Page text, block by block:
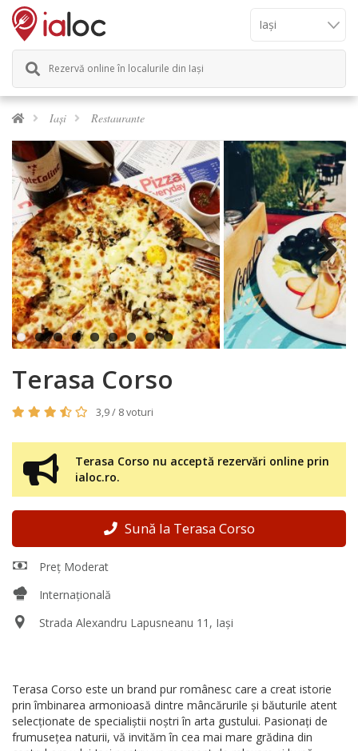
Rezervă online în localurile din Iași
Iași Restaurante
Next
Terasa Corso
3,9 / 8 voturi
Terasa Corso nu acceptă rezervări online prin
ialoc.ro.
Sună la Terasa Corso
Preț Moderat
Internațională
Strada Alexandru Lapusneanu 11, Iași
Terasa Corso este un brand pur românesc care a creat istorie
prin îmbinarea armonioasă dintre mâncărurile şi băuturile atent
selecţionate de specialiştii noştri în arta gustului. Pasionaţi de
frumuseţea naturii, vă invităm în cea mai mare grădina din